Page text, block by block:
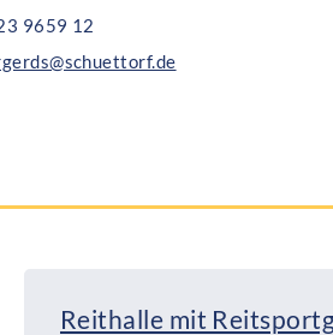
9659 12
Reithalle mit